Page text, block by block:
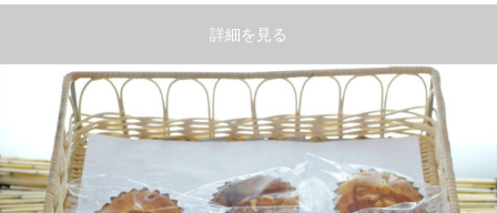
詳細を見る